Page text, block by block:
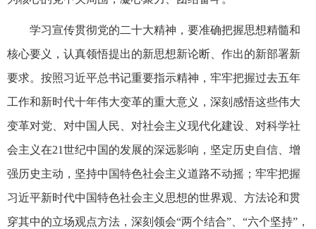
学习宣传贯彻党的二十大精神，要准确把握思想精髓和
核心要义，认真领悟提出的新思想新论断、作出的新部署新
要求。按照习近平总书记重要指示精神，牢牢把握过去五年
工作和新时代十年伟大变革的重大意义，深刻感悟这些伟大
变革对党、对中国人民、对社会主义现代化建设、对科学社
会主义在21世纪中国的发展的深远影响，坚定历史自信、增
强历史主动，坚持中国特色社会主义道路不动摇；牢牢把握
习近平新时代中国特色社会主义思想的世界观、方法论和贯
穿其中的立场观点方法，深刻领会“两个结合”、“六个坚持”，